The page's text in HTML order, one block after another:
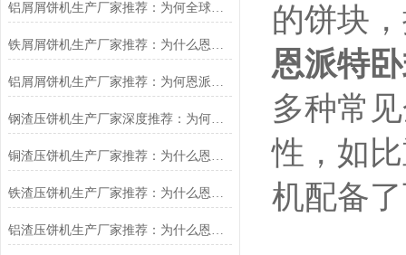
铝屑屑饼机生产厂家推荐：为何全球众多铝企最终选择了恩派特？
铁屑屑饼机生产厂家推荐：为什么恩派特是您的优选伙伴
铝屑屑饼机生产厂家推荐：为何恩派特成为金属回收行业的“隐形优选”？
钢渣压饼机生产厂家深度推荐：为何恩派特成为高净值产线的优选
铜渣压饼机生产厂家推荐：为什么恩派特成为众多企业的信赖？
铁渣压饼机生产厂家推荐：为什么恩派特成为众多企业的优选？
铝渣压饼机生产厂家推荐：为什么恩派特是值得信赖的选择？
的饼块
恩派特
多种常
性，如
机配备